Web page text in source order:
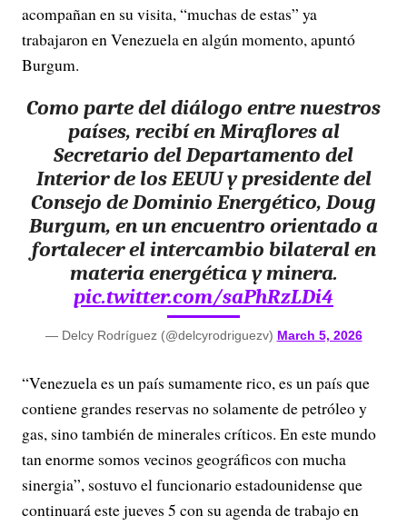
acompañan en su visita, “muchas de estas” ya
trabajaron en Venezuela en algún momento, apuntó
Burgum.
Como parte del diálogo entre nuestros
países, recibí en Miraflores al
Secretario del Departamento del
Interior de los EEUU y presidente del
Consejo de Dominio Energético, Doug
Burgum, en un encuentro orientado a
fortalecer el intercambio bilateral en
materia energética y minera.
pic.twitter.com/saPhRzLDi4
— Delcy Rodríguez (@delcyrodriguezv) March 5, 2026
“Venezuela es un país sumamente rico, es un país que
contiene grandes reservas no solamente de petróleo y
gas, sino también de minerales críticos. En este mundo
tan enorme somos vecinos geográficos con mucha
sinergia”, sostuvo el funcionario estadounidense que
continuará este jueves 5 con su agenda de trabajo en